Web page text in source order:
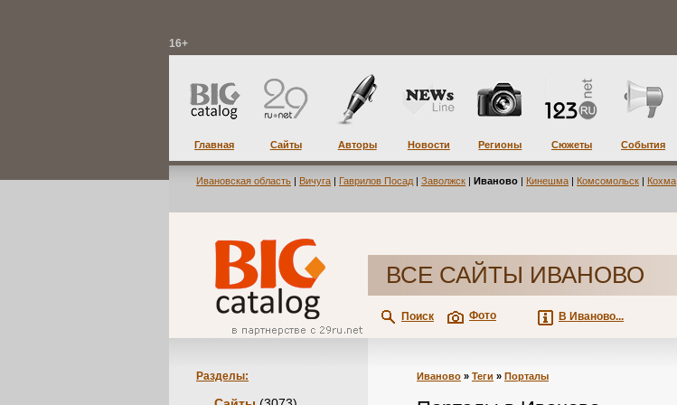
16+
Главная Сайты Авторы Новости Регионы Сюжеты События
Ивановская область | Вичуга | Гаврилов Посад | Заволжск | Иваново | Кинешма | Комсомольск | Кохма
ВСЕ САЙТЫ ИВАНОВО
Поиск Фото В Иваново...
Разделы: Иваново » Теги » Порталы